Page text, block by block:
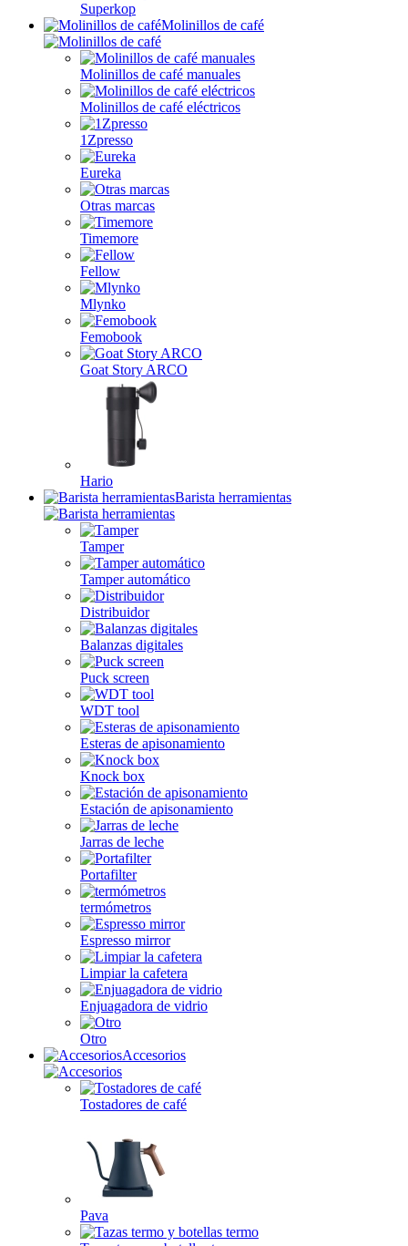
Superkop
Molinillos de café
Molinillos de café manuales
Molinillos de café eléctricos
1Zpresso
Eureka
Otras marcas
Timemore
Fellow
Mlynko
Femobook
Goat Story ARCO
Hario
Barista herramientas
Tamper
Tamper automático
Distribuidor
Balanzas digitales
Puck screen
WDT tool
Esteras de apisonamiento
Knock box
Estación de apisonamiento
Jarras de leche
Portafilter
termómetros
Espresso mirror
Limpiar la cafetera
Enjuagadora de vidrio
Otro
Accesorios
Tostadores de café
Pava